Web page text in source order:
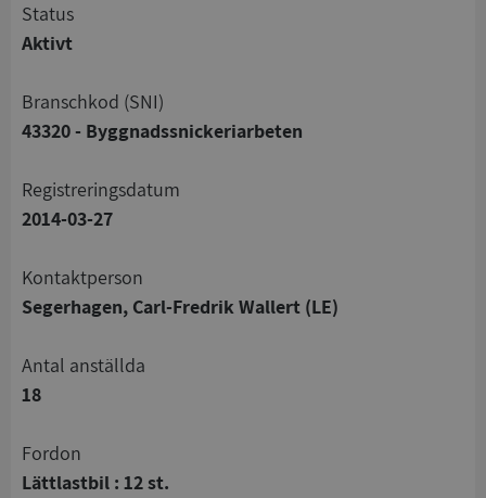
status
Aktivt
branschkod (SNI)
43320 - Byggnadssnickeriarbeten
registreringsdatum
2014-03-27
Kontaktperson
Segerhagen, Carl-Fredrik Wallert (LE)
Antal anställda
18
Fordon
Lättlastbil : 12 st.